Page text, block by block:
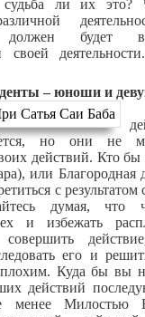
судьба ли их это?
должен будет
своей
– юноши и
но они не
действий. Кто
или
с
думая, что
и избежать
его и
Куда бы вы
действий
менее Милостью